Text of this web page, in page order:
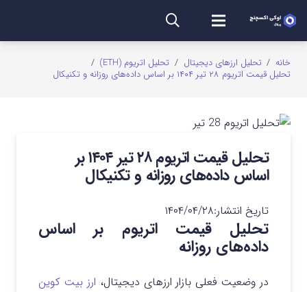
خانه / تحلیل ارزهای دیجیتال / تحلیل اتریوم (ETH)
/
تحلیل قیمت اتریوم ۲۸ تیر ۱۴۰۴ بر اساس داده‌های روزانه و تکنیکال
تحلیل قیمت اتریوم ۲۸ تیر ۱۴۰۴ بر
اساس داده‌های روزانه و تکنیکال
تاریخ انتشار:۱۴۰۴/۰۴/۲۸
تحلیل قیمت اتریوم بر اساس
داده‌های روزانه
در وضعیت فعلی بازار ارزهای دیجیتال، ارز بیت‌ کوین